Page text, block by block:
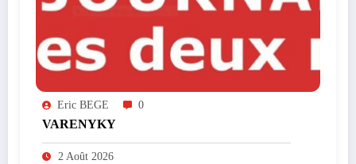
Eric BEGE 0
VARENYKY
2 Août 2026